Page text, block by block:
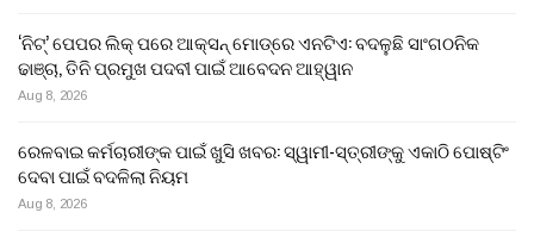
‘ନିଟ୍’ ପେପର ଲିକ୍ ପରେ ଆକ୍ସନ୍‌ ମୋଡ୍‌ରେ ଏନଟିଏ: ବଦଳୁଛି ସାଂଗଠନିକ
ଢାଞ୍ଚା, ତିନି ପ୍ରମୁଖ ପଦବୀ ପାଇଁ ଆବେଦନ ଆହ୍ୱାନ
Aug 8, 2026
ରେଳବାଇ କର୍ମଚାରୀଙ୍କ ପାଇଁ ଖୁସି ଖବର: ସ୍ୱାମୀ-ସ୍ତ୍ରୀଙ୍କୁ ଏକାଠି ପୋଷ୍ଟିଂ
ଦେବା ପାଇଁ ବଦଳିଲା ନିୟମ
Aug 8, 2026